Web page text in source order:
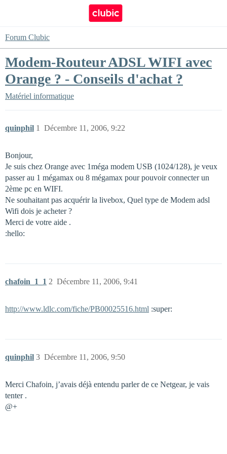
Forum Clubic
Modem-Routeur ADSL WIFI avec
Orange ? - Conseils d'achat ?
Matériel informatique
quinphil Décembre 11, 2006, 9:22
1
Bonjour,
Je suis chez Orange avec 1méga modem USB (1024/128), je veux
passer au 1 mégamax ou 8 mégamax pour pouvoir connecter un
2ème pc en WIFI.
Ne souhaitant pas acquérir la livebox, Quel type de Modem adsl
Wifi dois je acheter ?
Merci de votre aide .
:hello:
chafoin_1_1 Décembre 11, 2006, 9:41
2
http://www.ldlc.com/fiche/PB00025516.html :super:
quinphil Décembre 11, 2006, 9:50
3
Merci Chafoin, j’avais déjà entendu parler de ce Netgear, je vais
tenter .
@+